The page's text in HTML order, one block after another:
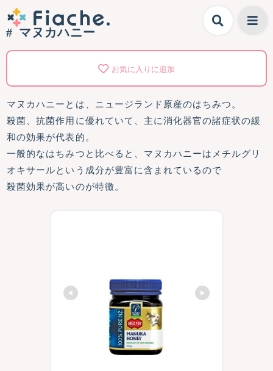
マヌカハニー
お気に入りに追加
マヌカハニーとは、ニュージランド原産のはちみつ。
殺菌、抗菌作用に優れていて、主に消化器官の諸症状の緩
和の効果が代表的。
一般的なはちみつと比べると、マヌカハニーはメチルグリ
オキサールという成分が豊富に含まれているので
殺菌効果が高いのが特徴。